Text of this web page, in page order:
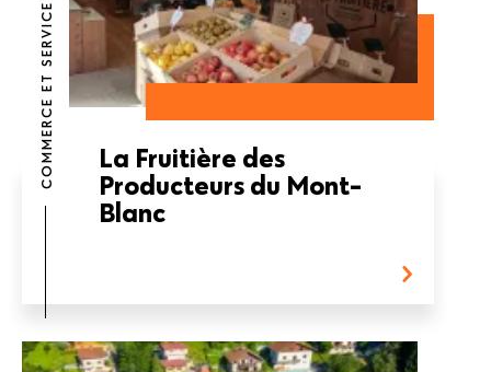
COMMERCE ET SERVICE
La Fruitière des
Producteurs du Mont-
Blanc